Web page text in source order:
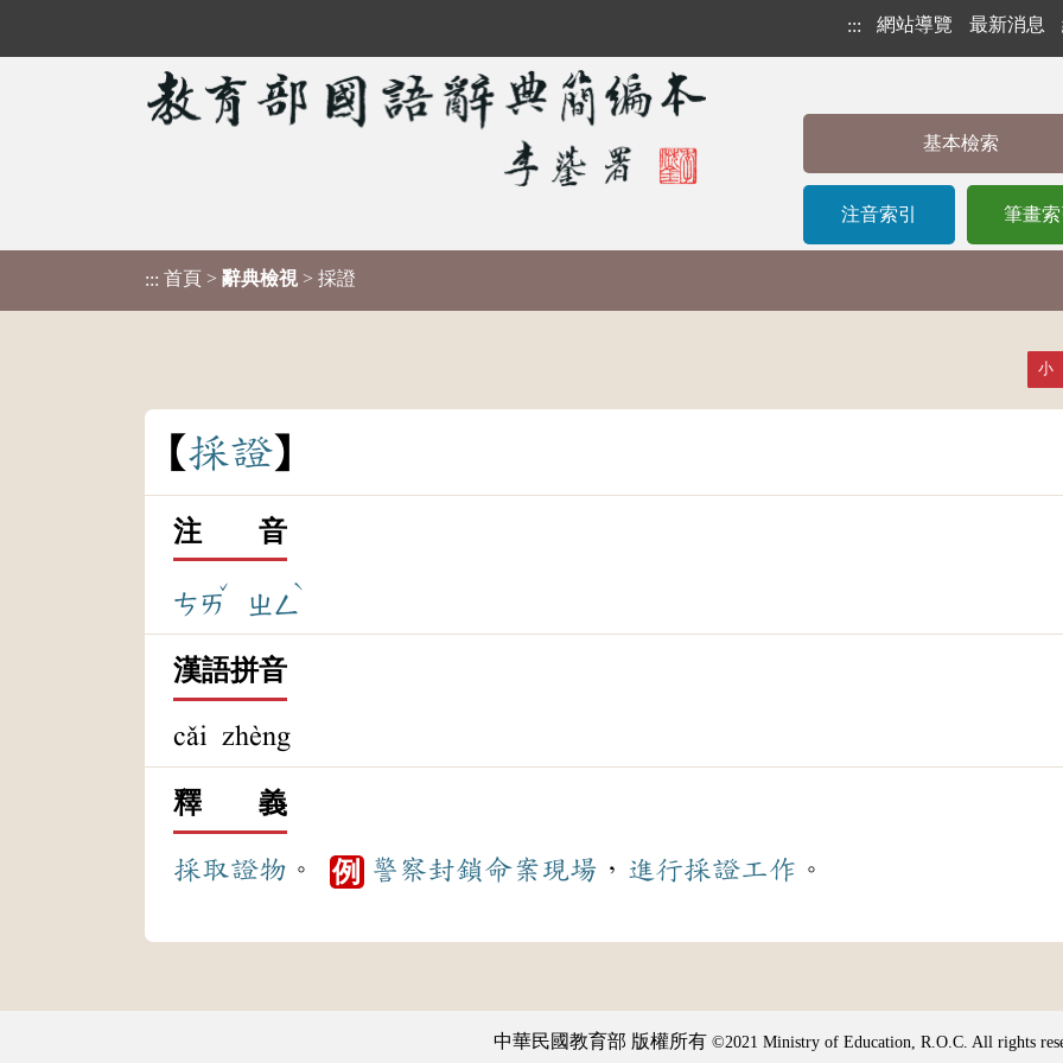
::: 網站導覽 最新消息
基本檢索
注音索引 筆畫索
::: 首頁 > 辭典檢視 > 採證
小
採證
注 音
ㄘㄞ
ˇ
ㄓㄥ
ˋ
漢語拼音
cǎi zhèng
釋 義
採取證物 。 例 警察封鎖命案現場 ， 進行採證工作 。
中華民國教育部 版權所有 ©2021 Ministry of Education, R.O.C. All rights